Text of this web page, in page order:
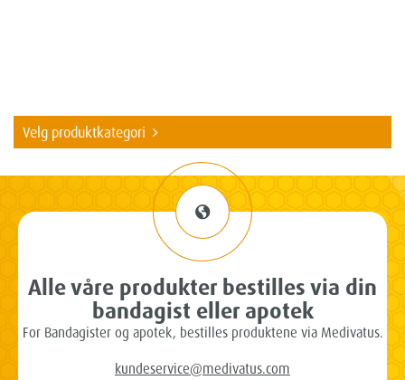
Velg produktkategori
Alle våre produkter bestilles via din
bandagist eller apotek
For Bandagister og apotek, bestilles produktene via Medivatus.
kundeservice@medivatus.com